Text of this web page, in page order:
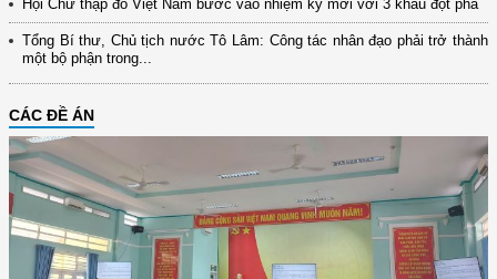
Hội Chữ thập đỏ Việt Nam bước vào nhiệm kỳ mới với 3 khâu đột phá
Tổng Bí thư, Chủ tịch nước Tô Lâm: Công tác nhân đạo phải trở thành
một bộ phận trong...
CÁC ĐỀ ÁN